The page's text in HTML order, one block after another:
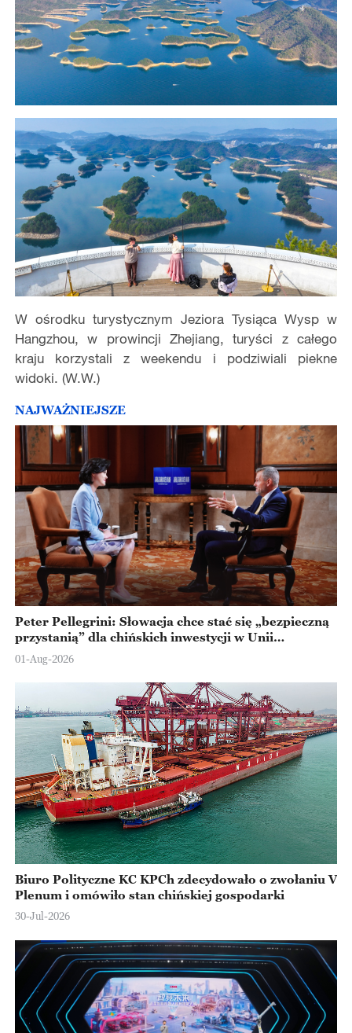
W ośrodku turystycznym Jeziora Tysiąca Wysp w
Hangzhou, w prowincji Zhejiang, turyści z całego
kraju korzystali z weekendu i podziwiali piekne
widoki. (W.W.)
NAJWAŻNIEJSZE
Peter Pellegrini: Słowacja chce stać się „bezpieczną
przystanią” dla chińskich inwestycji w Unii
Europejskiej
01-Aug-2026
Biuro Polityczne KC KPCh zdecydowało o zwołaniu V
Plenum i omówiło stan chińskiej gospodarki
30-Jul-2026